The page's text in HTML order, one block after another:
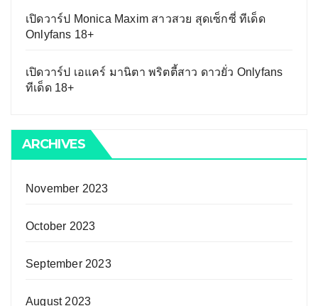
เปิดวาร์ป Monica Maxim สาวสวย สุดเซ็กซี่ ทีเด็ด
Onlyfans 18+
เปิดวาร์ป เอแคร์ มานิตา พริตตี้สาว ดาวยั่ว Onlyfans
ทีเด็ด 18+
ARCHIVES
November 2023
October 2023
September 2023
August 2023